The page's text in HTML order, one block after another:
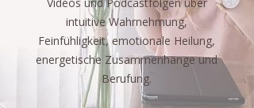
intuitive Wahrnehmung,
Feinfühligkeit, emotionale Heilung,
energetische Zusammenhänge und
Berufung.